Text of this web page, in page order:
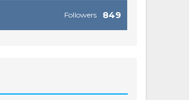
849
Followers